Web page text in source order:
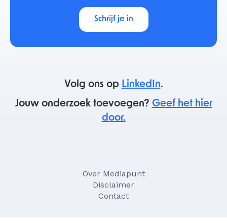
Schrijf je in
Volg ons op LinkedIn.
Jouw onderzoek toevoegen? Geef het hier
door.
Over Mediapunt
Disclaimer
Contact